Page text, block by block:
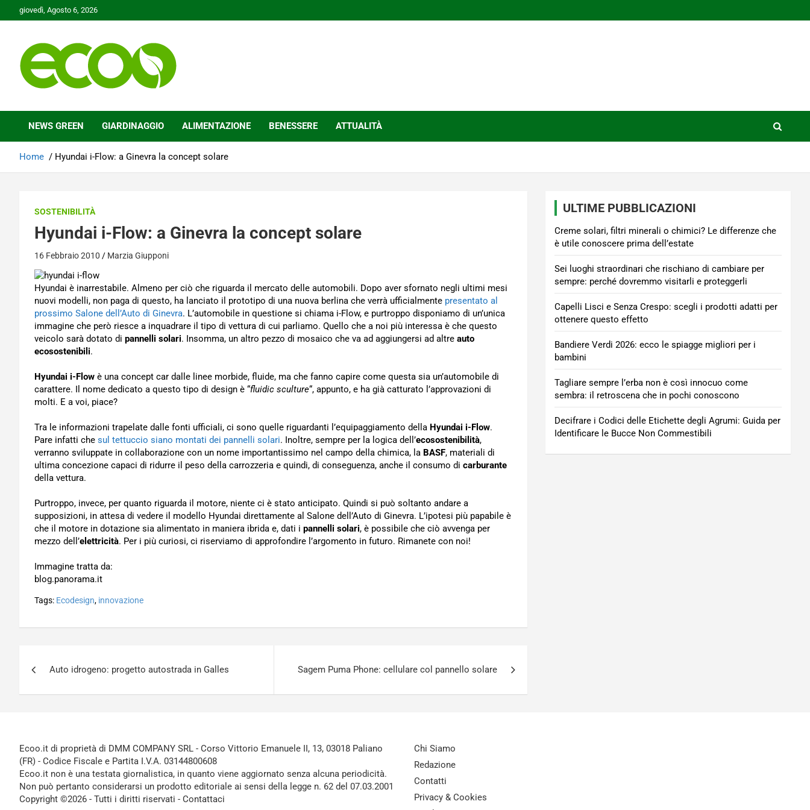
to
giovedì, Agosto 6, 2026
Ecoo.it
NEWS GREEN GIARDINAGGIO ALIMENTAZIONE BENESSERE ATTUALITÀ
Home Hyundai i-Flow: a Ginevra la concept solare
SOSTENIBILITÀ
Hyundai i-Flow: a Ginevra la concept solare
16 Febbraio 2010 Marzia Giupponi
Hyundai è inarrestabile. Almeno per ciò che riguarda il mercato delle automobili. Dopo aver sfornato negli ultimi mesi
nuovi modelli, non paga di questo, ha lanciato il prototipo di una nuova berlina che verrà ufficialmente presentato al
prossimo Salone dell’Auto di Ginevra. L’automobile in questione si chiama i-Flow, e purtroppo disponiamo di un’unica
immagine che però riesce a inquadrare il tipo di vettura di cui parliamo. Quello che a noi più interessa è che questo
veicolo sarà dotato di pannelli solari. Insomma, un altro pezzo di mosaico che va ad aggiungersi ad altre auto
ecosostenibili.
Hyundai i-Flow è una concept car dalle linee morbide, fluide, ma che fanno capire come questa sia un’automobile di
carattere. Il nome dedicato a questo tipo di design è “fluidic sculture“, appunto, e ha già catturato l’approvazioni di
molti. E a voi, piace?
Tra le informazioni trapelate dalle fonti ufficiali, ci sono quelle riguardanti l’equipaggiamento della Hyundai i-Flow.
Pare infatti che sul tettuccio siano montati dei pannelli solari. Inoltre, sempre per la logica dell’ecosostenibilità,
verranno sviluppate in collaborazione con un nome importantissimo nel campo della chimica, la BASF, materiali di
ultima concezione capaci di ridurre il peso della carrozzeria e quindi, di conseguenza, anche il consumo di carburante
della vettura.
Purtroppo, invece, per quanto riguarda il motore, niente ci è stato anticipato. Quindi si può soltanto andare a
supposizioni, in attesa di vedere il modello Hyundai direttamente al Salone dell’Auto di Ginevra. L’ipotesi più papabile è
che il motore in dotazione sia alimentato in maniera ibrida e, dati i pannelli solari, è possibile che ciò avvenga per
mezzo dell’elettricità. Per i più curiosi, ci riserviamo di approfondire l’argomento in futuro. Rimanete con noi!
Immagine tratta da:
blog.panorama.it
Tags: Ecodesign, innovazione
Auto idrogeno: progetto autostrada in Galles Sagem Puma Phone: cellulare col pannello solare
ULTIME PUBBLICAZIONI
Creme solari, filtri minerali o chimici? Le differenze che
è utile conoscere prima dell’estate
Sei luoghi straordinari che rischiano di cambiare per
sempre: perché dovremmo visitarli e proteggerli
Capelli Lisci e Senza Crespo: scegli i prodotti adatti per
ottenere questo effetto
Bandiere Verdi 2026: ecco le spiagge migliori per i
bambini
Tagliare sempre l’erba non è così innocuo come
sembra: il retroscena che in pochi conoscono
Decifrare i Codici delle Etichette degli Agrumi: Guida per
Identificare le Bucce Non Commestibili
Ecoo.it di proprietà di DMM COMPANY SRL - Corso Vittorio Emanuele II, 13, 03018 Paliano
(FR) - Codice Fiscale e Partita I.V.A. 03144800608
Ecoo.it non è una testata giornalistica, in quanto viene aggiornato senza alcuna periodicità.
Non può pertanto considerarsi un prodotto editoriale ai sensi della legge n. 62 del 07.03.2001
Copyright ©2026 - Tutti i diritti riservati - Contattaci
Chi Siamo
Redazione
Contatti
Privacy & Cookies